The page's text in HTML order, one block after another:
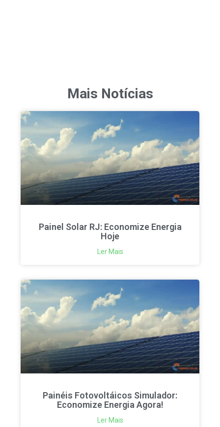
Mais Notícias
Painel Solar RJ: Economize Energia
Hoje
Ler Mais
Painéis Fotovoltáicos Simulador:
Economize Energia Agora!
Ler Mais